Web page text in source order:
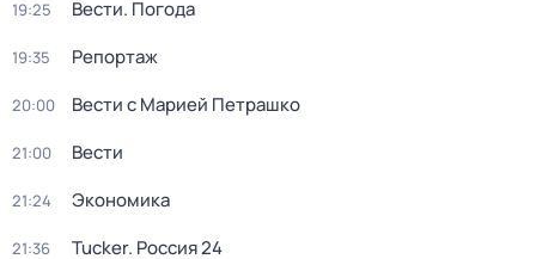
19:25 Вести. Погода
19:35 Репортаж
20:00 Вести с Марией Петрашко
21:00 Вести
21:24 Экономика
21:36 Tucker. Россия 24